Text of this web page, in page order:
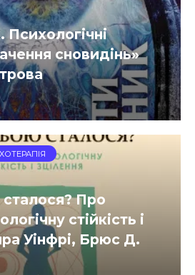
Психологічні
сновидінь»
Про
стійкість і
Уінфрі, Брюс Д.